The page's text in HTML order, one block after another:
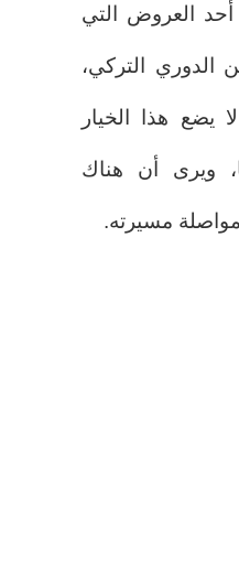
أحد العروض التي
الدوري التركي،
هذا الخيار
ويرى أن هناك
مسيرته.